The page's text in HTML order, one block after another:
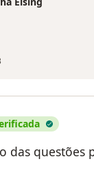
das questões